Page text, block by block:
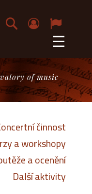
☰
of music
činnost
a workshopy
a ocenění
Další aktivity